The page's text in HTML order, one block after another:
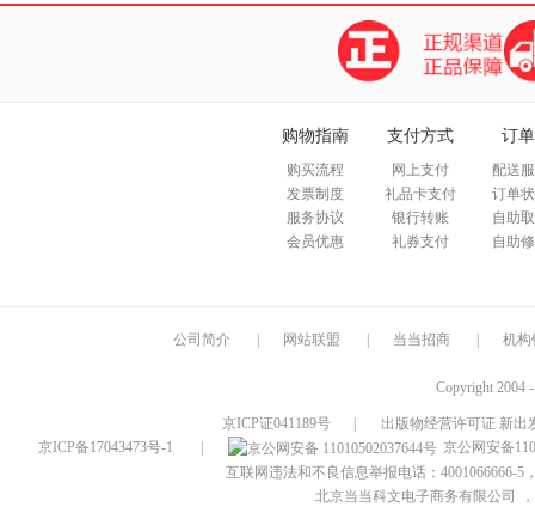
购物指南
购买流程
发票制度
服务协议
会员优惠
支付方式
网上支付
礼品卡支付
银行转账
礼券支付
订
配送
订单
自助
自助
公司简介 网站联盟 当当招商 机构
Copyright 2004
京ICP证041189号
出版物经营许可证 新出
京ICP备17043473号-1
京公网安备
互联网违法和不良信息举报电话：4001066666-5
北京当当科文电子商务有限公司